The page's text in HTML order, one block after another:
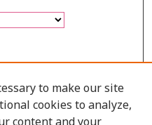
to make our site
cookies to analyze,